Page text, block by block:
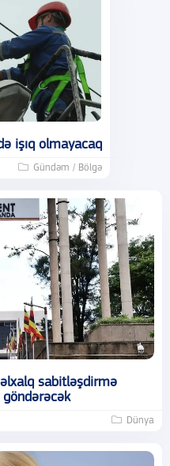
işıq olmayacaq
Gündəm / Bölgə
sabitləşdirmə
Dünya